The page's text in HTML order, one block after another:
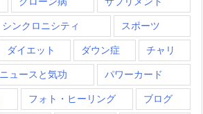
シンクロニシティ スポーツ
ダイエット ダウン症 チャリ
ニュースと気功 パワーカード
フォト・ヒーリング ブログ